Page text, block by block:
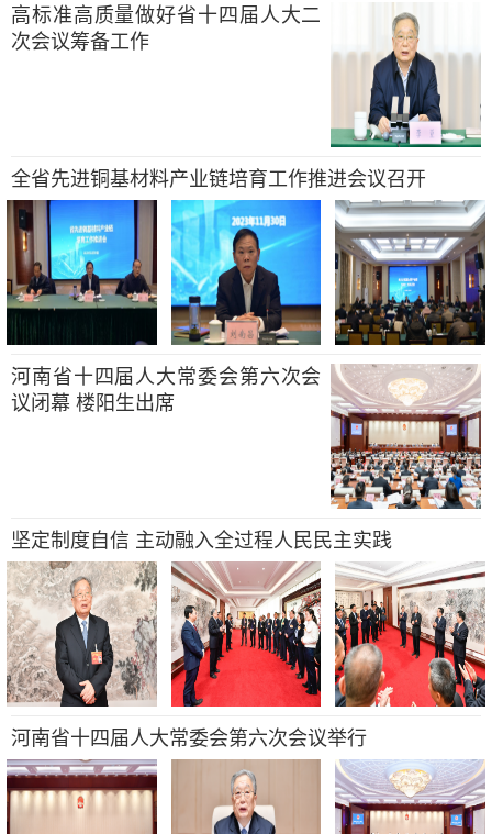
高标准高质量做好省十四届人大二
次会议筹备工作
全省先进铜基材料产业链培育工作推进会议召开
河南省十四届人大常委会第六次会
议闭幕 楼阳生出席
坚定制度自信 主动融入全过程人民民主实践
河南省十四届人大常委会第六次会议举行